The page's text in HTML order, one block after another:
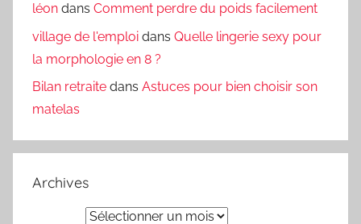
léon dans Comment perdre du poids facilement
village de l'emploi dans Quelle lingerie sexy pour
la morphologie en 8 ?
Bilan retraite dans Astuces pour bien choisir son
matelas
Archives